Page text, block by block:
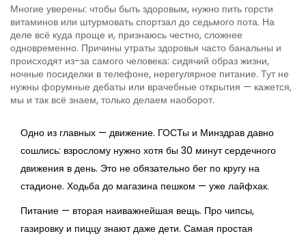
Многие уверены: чтобы быть здоровым, нужно пить горсти
витаминов или штурмовать спортзал до седьмого пота. На
деле всё куда проще и, признаюсь честно, сложнее
одновременно. Причины утраты здоровья часто банальны и
происходят из-за самого человека: сидячий образ жизни,
ночные посиделки в телефоне, нерегулярное питание. Тут не
нужны форумные дебаты или врачебные открытия — кажется,
мы и так всё знаем, только делаем наоборот.
Одно из главных — движение. ГОСТы и Минздрав давно
сошлись: взрослому нужно хотя бы 30 минут сердечного
движения в день. Это не обязательно бег по кругу на
стадионе. Ходьба до магазина пешком — уже лайфхак.
Питание — вторая наиважнейшая вещь. Про чипсы,
газировку и пиццу знают даже дети. Самая простая